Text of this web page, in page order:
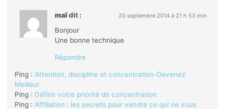
maï dit : 20 septembre 2014 à 21 h 53 min
Bonjour
Une bonne technique
Répondre
Ping : Attention, discipline et concentration-Devenez
Meilleur
Ping : Définir votre priorité de concentration
Ping : Affiliation : les secrets pour vendre ce qui ne vous